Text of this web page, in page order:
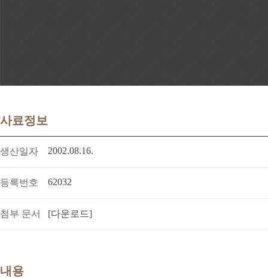
사료정보
생산일자 2002.08.16.
등록번호 62032
첨부 문서 [다운로드]
내용